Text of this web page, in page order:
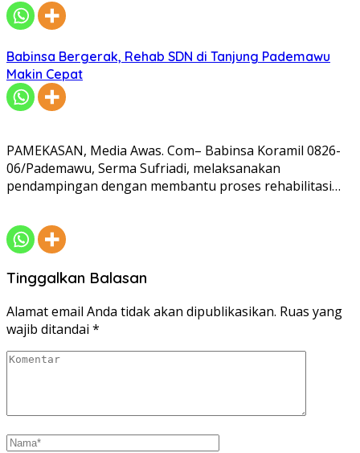
Babinsa Bergerak, Rehab SDN di Tanjung Pademawu
Makin Cepat
PAMEKASAN, Media Awas. Com– Babinsa Koramil 0826-
06/Pademawu, Serma Sufriadi, melaksanakan
pendampingan dengan membantu proses rehabilitasi…
Tinggalkan Balasan
Alamat email Anda tidak akan dipublikasikan. Ruas yang
wajib ditandai *